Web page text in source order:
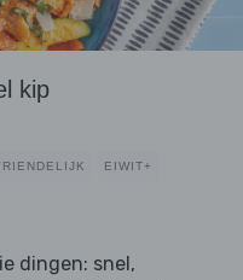
kip
EIWIT+
dingen: snel,